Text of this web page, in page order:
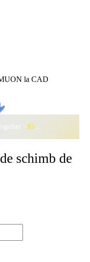
la CAD
· $500,000
schimb de